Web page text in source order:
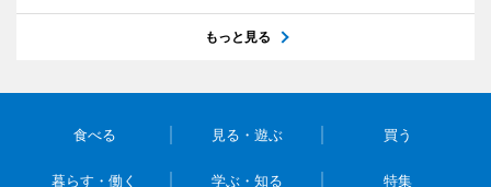
もっと見る
食べる 見る・遊ぶ 買う
暮らす・働く 学ぶ・知る 特集